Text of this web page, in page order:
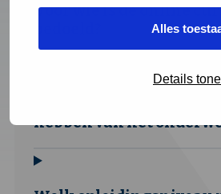
Alles
Details
Voor wie is de online
hebben van het